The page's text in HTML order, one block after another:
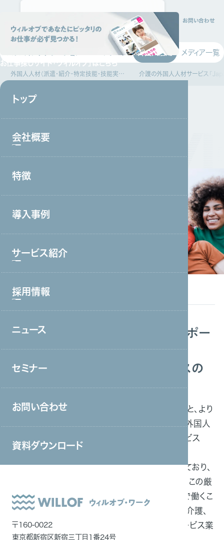
資料請求 お問い合わせ
採用情報
お仕事探しサイト「ウィルオブ」はこちら
トップ
会社概要
会社概要トップ
事業戦略・事業領域
会社情報・主要取引先
グループ会社
取り組み
特徴
導入事例
サービス紹介
サービストップ
製造・工場
外国人雇用
メディア一覧
採用情報
採用情報トップ
中途採用
ニュース
セミナー
お問い合わせ
資料ダウンロード
〒160-0022
東京都新宿区新宿三丁目1番24号
外国人雇用
サービス紹介
ITエンジニア 外国人雇用 メディア一覧
外国人人材（派遣・紹介・特定技能・技能実習）サービス 介護の外国人人材サービス「
Outline
外国人人材雇用をフルサポー
ト
新たな労働力で、ビジネスの
成長を支援いたします
当社は持続的な成長を目指す日本企業と、より
良い就業条件やスキルの取得を求める外国人
との架け橋として外国人雇用支援サービス
「JapanWork」を展開しております。
日本における人材不足の深刻さは増しており、
人材採用は難しい状況が続いています。この厳
しい現実に立ち向かう企業さまと日本で働くこ
とを希望する外国人との架け橋として、介護、
製造分野を中心に、宿泊、外食等のサービス業